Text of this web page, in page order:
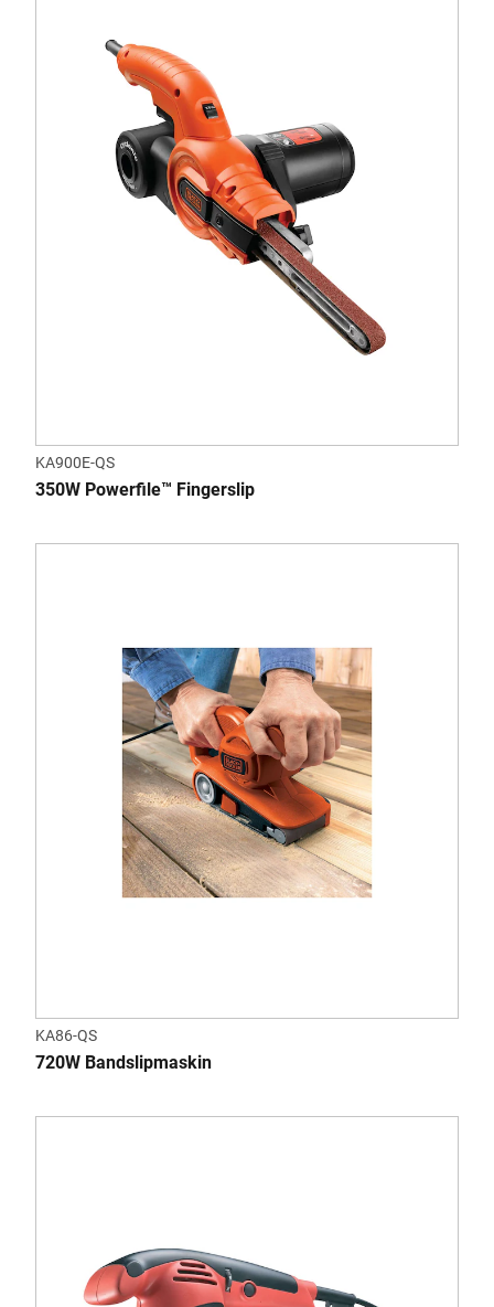
KA900E-QS
350W Powerfile™ Fingerslip
KA86-QS
720W Bandslipmaskin